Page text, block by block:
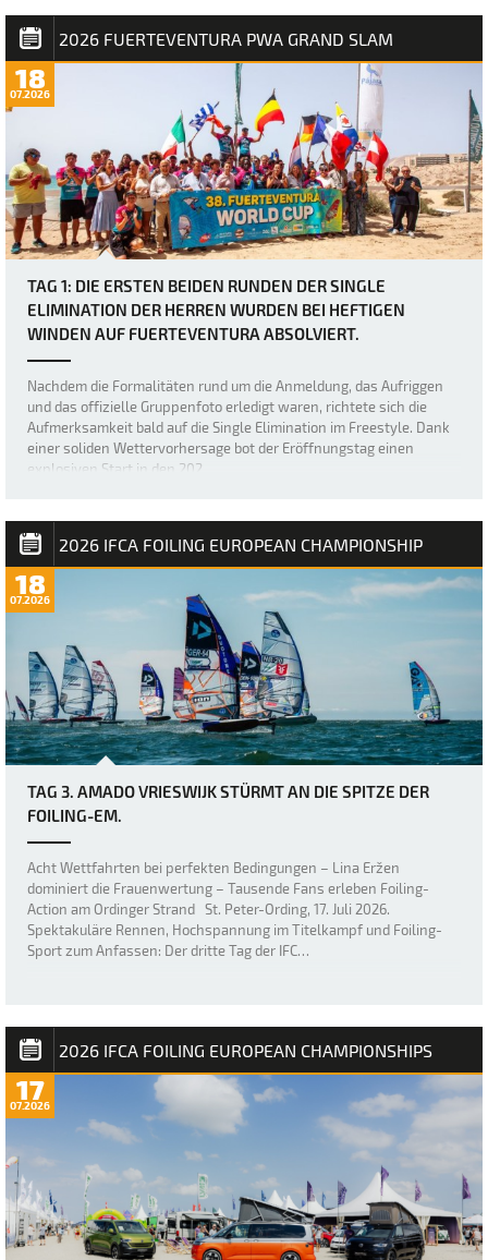
2026 FUERTEVENTURA PWA GRAND SLAM
18
07.2026
TAG 1: DIE ERSTEN BEIDEN RUNDEN DER SINGLE
ELIMINATION DER HERREN WURDEN BEI HEFTIGEN
WINDEN AUF FUERTEVENTURA ABSOLVIERT.
Nachdem die Formalitäten rund um die Anmeldung, das Aufriggen
und das offizielle Gruppenfoto erledigt waren, richtete sich die
Aufmerksamkeit bald auf die Single Elimination im Freestyle. Dank
einer soliden Wettervorhersage bot der Eröffnungstag einen
explosiven Start in den 202…
2026 IFCA FOILING EUROPEAN CHAMPIONSHIP
18
07.2026
TAG 3. AMADO VRIESWIJK STÜRMT AN DIE SPITZE DER
FOILING-EM.
Acht Wettfahrten bei perfekten Bedingungen – Lina Eržen
dominiert die Frauenwertung – Tausende Fans erleben Foiling-
Action am Ordinger Strand St. Peter-Ording, 17. Juli 2026.
Spektakuläre Rennen, Hochspannung im Titelkampf und Foiling-
Sport zum Anfassen: Der dritte Tag der IFC…
2026 IFCA FOILING EUROPEAN CHAMPIONSHIPS
17
07.2026